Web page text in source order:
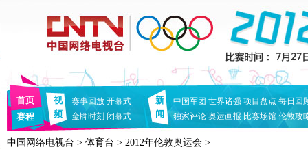
首页
赛程
视
频
赛事回放 开幕式
金牌时刻 闭幕式
新
闻
中国军团 世界诸强 项目盘点 每日回
独家评论 奥运画报 比赛场馆 伦敦攻
中国网络电视台 > 体育台 > 2012年伦敦奥运会 >